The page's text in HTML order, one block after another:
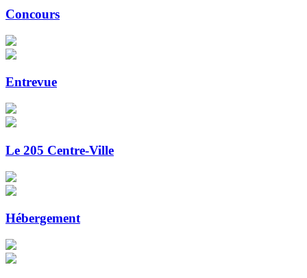
Concours
Entrevue
Le 205 Centre-Ville
Hébergement